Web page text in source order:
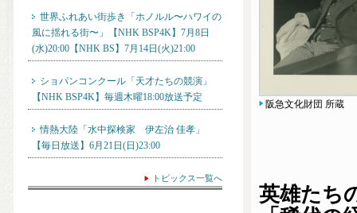
阪急文化財団 所蔵
英雄たち
世界ふれあい街歩き「ホノルル〜ハワイの
風に揺れる街〜」【NHK BSP4K】7月8日
(水)20:00【NHK BS】7月14日(火)21:00
ショパンコンクール「天才たちの競演」
【NHK BSP4K】毎週木曜18:00放送予定
情熱大陸「水中探検家 伊左治 佳孝」
【毎日放送】6月21日(日)23:00
トピックス一覧へ